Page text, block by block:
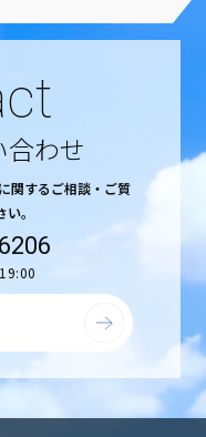
合わせ
関するご相談・ご質
。